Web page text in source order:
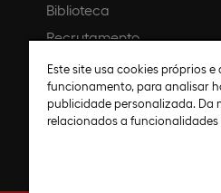
Biblioteca
Recrutamento
Agendar visita
Este site usa cookies próprios
funcionamento, para analisar
publicidade personalizada. Da
relacionados a funcionalidades